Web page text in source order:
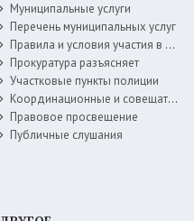
Муниципальные услуги
Перечень муниципальных услуг
Правила и условия участия в жилищных программах
Прокуратура разъясняет
Участковые пункты полиции
Координационные и совещательные органы
Правовое просвещение
Публичные слушания